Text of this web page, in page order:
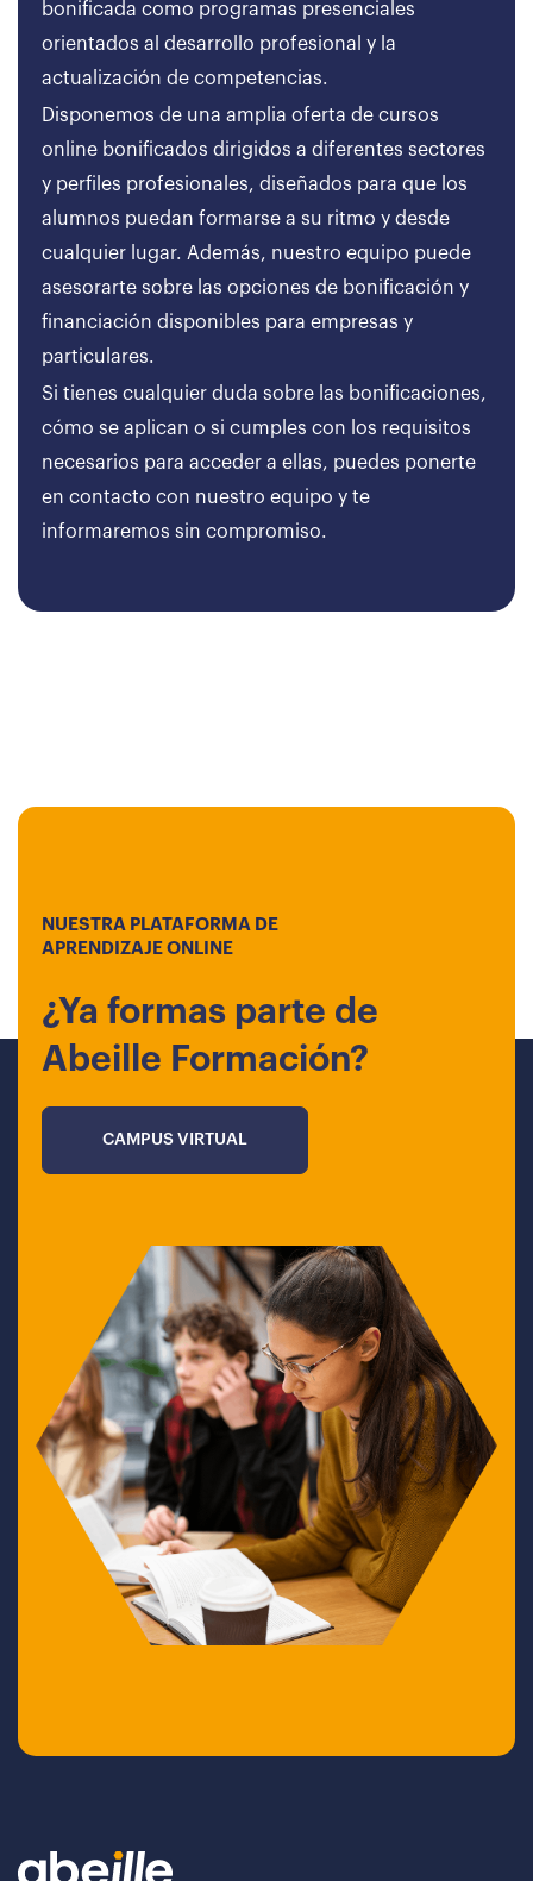
bonificada como programas presenciales
orientados al desarrollo profesional y la
actualización de competencias.
Disponemos de una amplia oferta de cursos
online bonificados dirigidos a diferentes sectores
y perfiles profesionales, diseñados para que los
alumnos puedan formarse a su ritmo y desde
cualquier lugar. Además, nuestro equipo puede
asesorarte sobre las opciones de bonificación y
financiación disponibles para empresas y
particulares.
Si tienes cualquier duda sobre las bonificaciones,
cómo se aplican o si cumples con los requisitos
necesarios para acceder a ellas, puedes ponerte
en contacto con nuestro equipo y te
informaremos sin compromiso.
NUESTRA PLATAFORMA DE
APRENDIZAJE ONLINE
¿Ya formas parte de
Abeille Formación?
CAMPUS VIRTUAL